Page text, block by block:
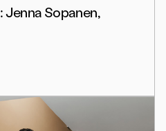
Sopanen,